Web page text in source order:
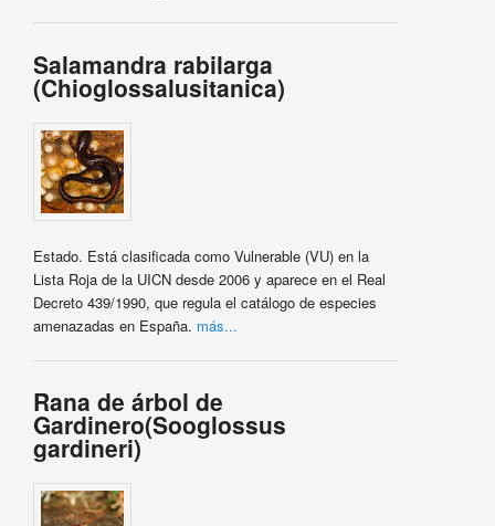
Salamandra rabilarga
(Chioglossalusitanica)
Estado. Está clasificada como Vulnerable (VU) en la
Lista Roja de la UICN desde 2006 y aparece en el Real
Decreto 439/1990, que regula el catálogo de especies
amenazadas en España. más...
Rana de árbol de
Gardinero(Sooglossus
gardineri)